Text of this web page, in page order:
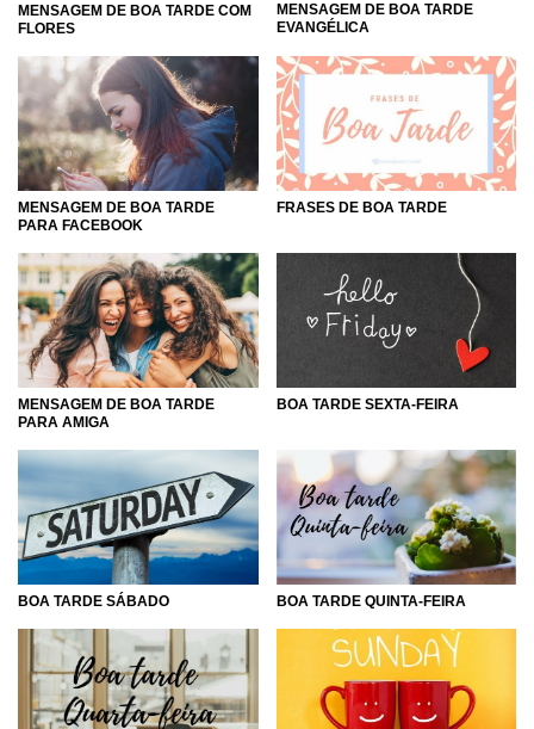
MENSAGEM DE BOA TARDE COM
FLORES
MENSAGEM DE BOA TARDE
EVANGÉLICA
MENSAGEM DE BOA TARDE
PARA FACEBOOK
FRASES DE BOA TARDE
MENSAGEM DE BOA TARDE
PARA AMIGA
BOA TARDE SEXTA-FEIRA
BOA TARDE SÁBADO BOA TARDE QUINTA-FEIRA